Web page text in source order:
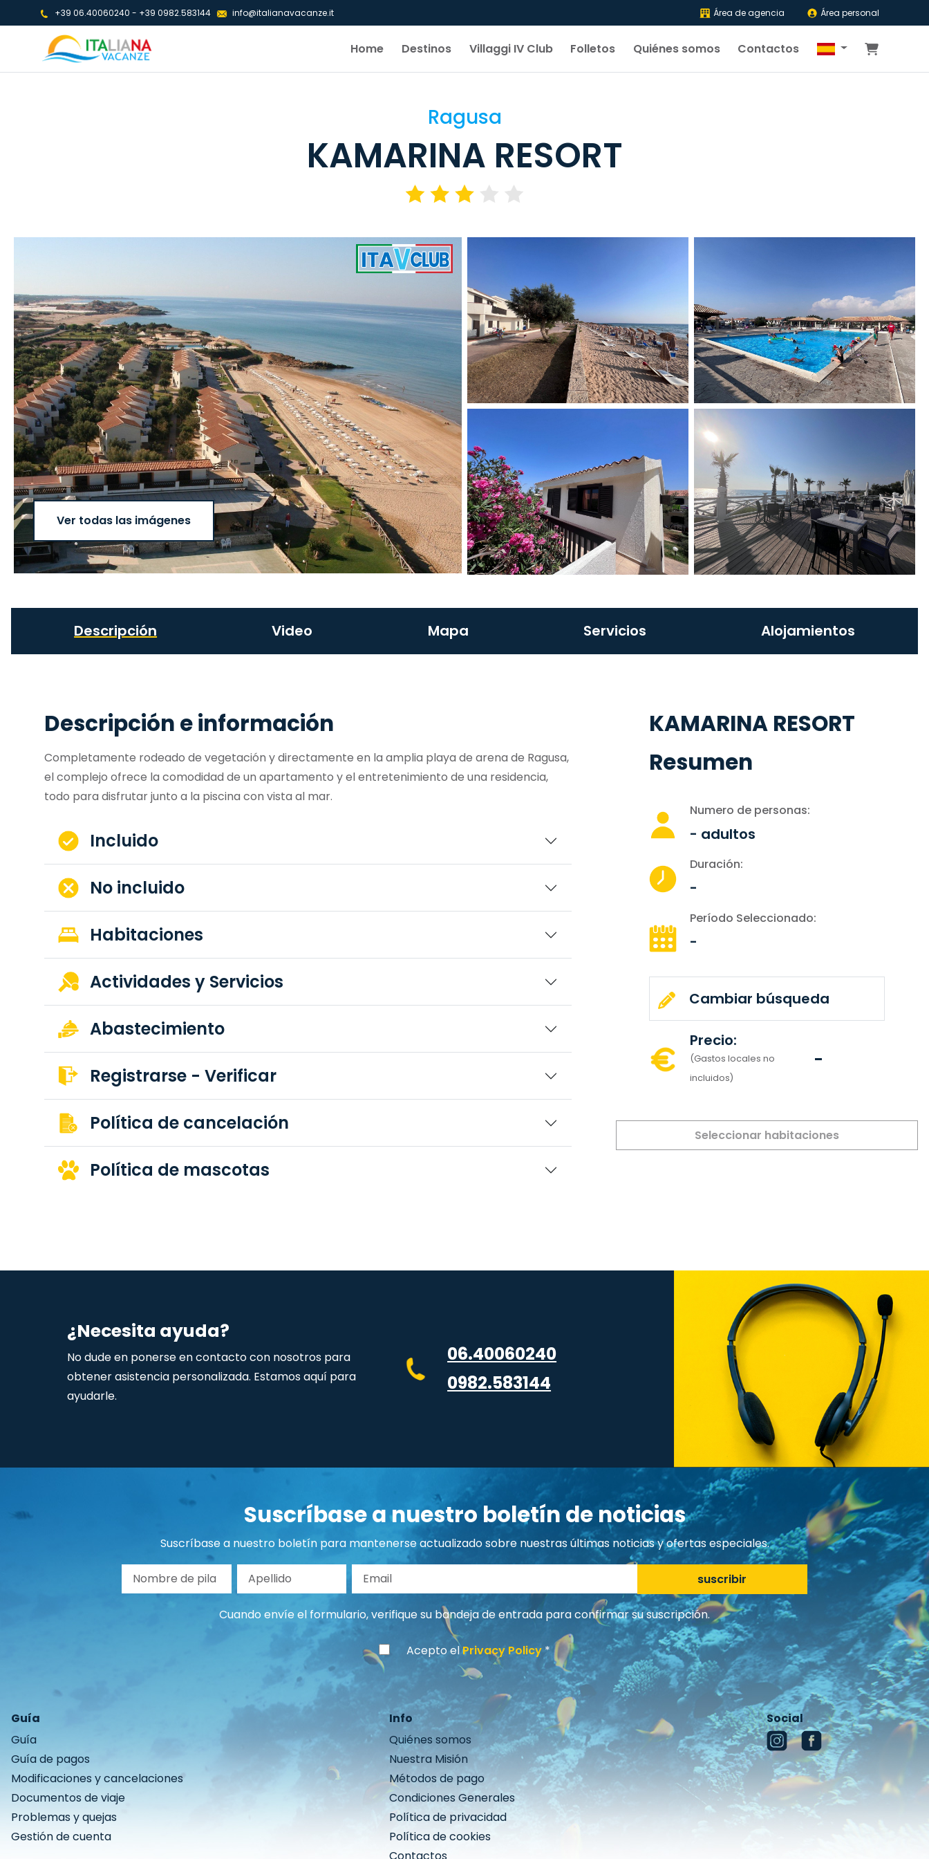
+39 06.40060240 - +39 0982.583144 info@italianavacanze.it Área de agencia Área personal
Home Destinos Villaggi IV Club Folletos Quiénes somos Contactos
Ragusa
KAMARINA RESORT
Ver todas las imágenes
Descripción Video Mapa Servicios Alojamientos
Descripción e información
Completamente rodeado de vegetación y directamente en la amplia playa de arena de Ragusa,
el complejo ofrece la comodidad de un apartamento y el entretenimiento de una residencia,
todo para disfrutar junto a la piscina con vista al mar.
Incluido
No incluido
Habitaciones
Actividades y Servicios
Abastecimiento
Registrarse - Verificar
Política de cancelación
Política de mascotas
KAMARINA RESORT
Resumen
Numero de personas:
- adultos
Duración:
-
Período Seleccionado:
-
Cambiar búsqueda
Precio:
(Gastos locales no
incluidos)
-
Seleccionar habitaciones
¿Necesita ayuda?
No dude en ponerse en contacto con nosotros para
obtener asistencia personalizada. Estamos aquí para
ayudarle.
06.40060240
0982.583144
Suscríbase a nuestro boletín de noticias
Suscríbase a nuestro boletín para mantenerse actualizado sobre nuestras últimas noticias y ofertas especiales.
Nombre de pila
Apellido suscribir
Cuando envíe el formulario, verifique su bandeja de entrada para confirmar su suscripción.
Acepto elPrivacy Policy
Guía
Guía
Guía de pagos
Modificaciones y cancelaciones
Documentos de viaje
Problemas y quejas
Gestión de cuenta
Info
Quiénes somos
Nuestra Misión
Métodos de pago
Condiciones Generales
Política de privacidad
Política de cookies
Contactos
Social